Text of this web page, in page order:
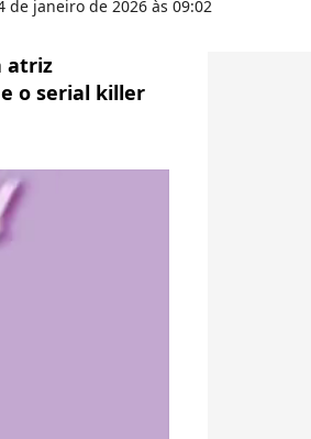
de janeiro de 2026 às 09:02
atriz
o serial killer